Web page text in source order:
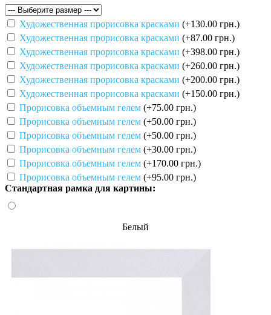
Художественная прорисовка красками (+130.00 грн.)
Художественная прорисовка красками (+87.00 грн.)
Художественная прорисовка красками (+398.00 грн.)
Художественная прорисовка красками (+260.00 грн.)
Художественная прорисовка красками (+200.00 грн.)
Художественная прорисовка красками (+150.00 грн.)
Прорисовка объемным гелем (+75.00 грн.)
Прорисовка объемным гелем (+50.00 грн.)
Прорисовка объемным гелем (+50.00 грн.)
Прорисовка объемным гелем (+30.00 грн.)
Прорисовка объемным гелем (+170.00 грн.)
Прорисовка объемным гелем (+95.00 грн.)
Стандартная рамка для картины:
Белый